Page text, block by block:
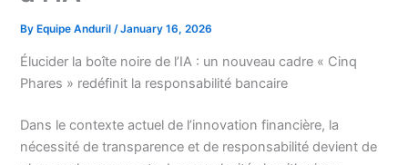
By Equipe Anduril/January 16, 2026
Élucider la boîte noire de l’IA : un nouveau cadre « Cinq
Phares » redéfinit la responsabilité bancaire
Dans le contexte actuel de l’innovation financière, la
nécessité de transparence et de responsabilité devient de